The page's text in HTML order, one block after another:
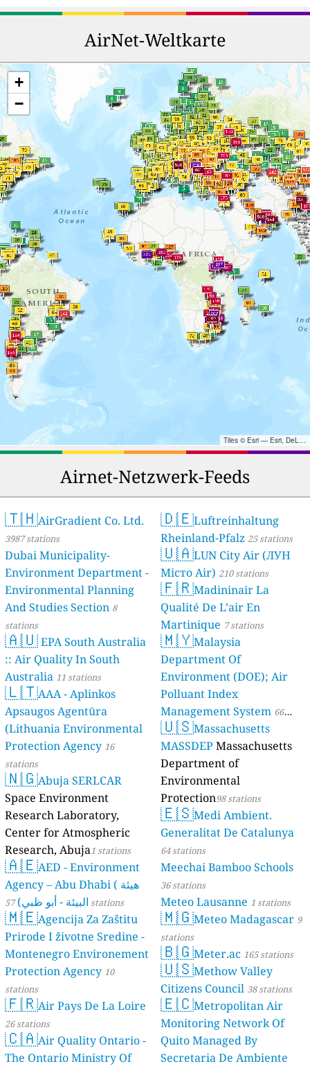
AirNet-Weltkarte
+
−
Tiles © Esri — Esri, DeLorme, NAVTEQ, TomTom, Intermap, iPC, USGS, FAO, NPS, NRCAN, GeoBase, Kadaster NL, Ordnance Survey, Esri Japan, METI, Esri China (Hong Kong), and the GIS User Community
Airnet-Netzwerk-Feeds
🇹🇭AirGradient Co. Ltd.
3987 stations
Dubai Municipality-
Environment Department -
Environmental Planning
And Studies Section 8
stations
🇦🇺EPA South Australia
:: Air Quality In South
Australia 11 stations
🇱🇹AAA - Aplinkos
Apsaugos Agentūra
(Lithuania Environmental
Protection Agency 16
stations
🇳🇬Abuja SERLCAR
Space Environment
Research Laboratory,
Center for Atmospheric
Research, Abuja1 stations
🇦🇪AED - Environment
Agency – Abu Dhabi ( هيئة
البيئة - أبو ظبي) 57 stations
🇲🇪Agencija Za Zaštitu
Prirode I životne Sredine -
Montenegro Environement
Protection Agency 10
stations
🇫🇷Air Pays De La Loire
26 stations
🇨🇦Air Quality Ontario -
The Ontario Ministry Of
🇩🇪Luftreinhaltung
Rheinland-Pfalz 25 stations
🇺🇦LUN City Air (ЛУН
Місто Air) 210 stations
🇫🇷Madininair La
Qualité De L’air En
Martinique 7 stations
🇲🇾Malaysia
Department Of
Environment (DOE); Air
Polluant Index
Management System 66
stations
🇺🇸Massachusetts
MASSDEP Massachusetts
Department of
Environmental
Protection98 stations
🇪🇸Medi Ambient.
Generalitat De Catalunya
64 stations
Meechai Bamboo Schools
36 stations
Meteo Lausanne 1 stations
🇲🇬Meteo Madagascar 9
stations
🇧🇬Meter.ac 165 stations
🇺🇸Methow Valley
Citizens Council 38 stations
🇪🇨Metropolitan Air
Monitoring Network Of
Quito Managed By
Secretaria De Ambiente